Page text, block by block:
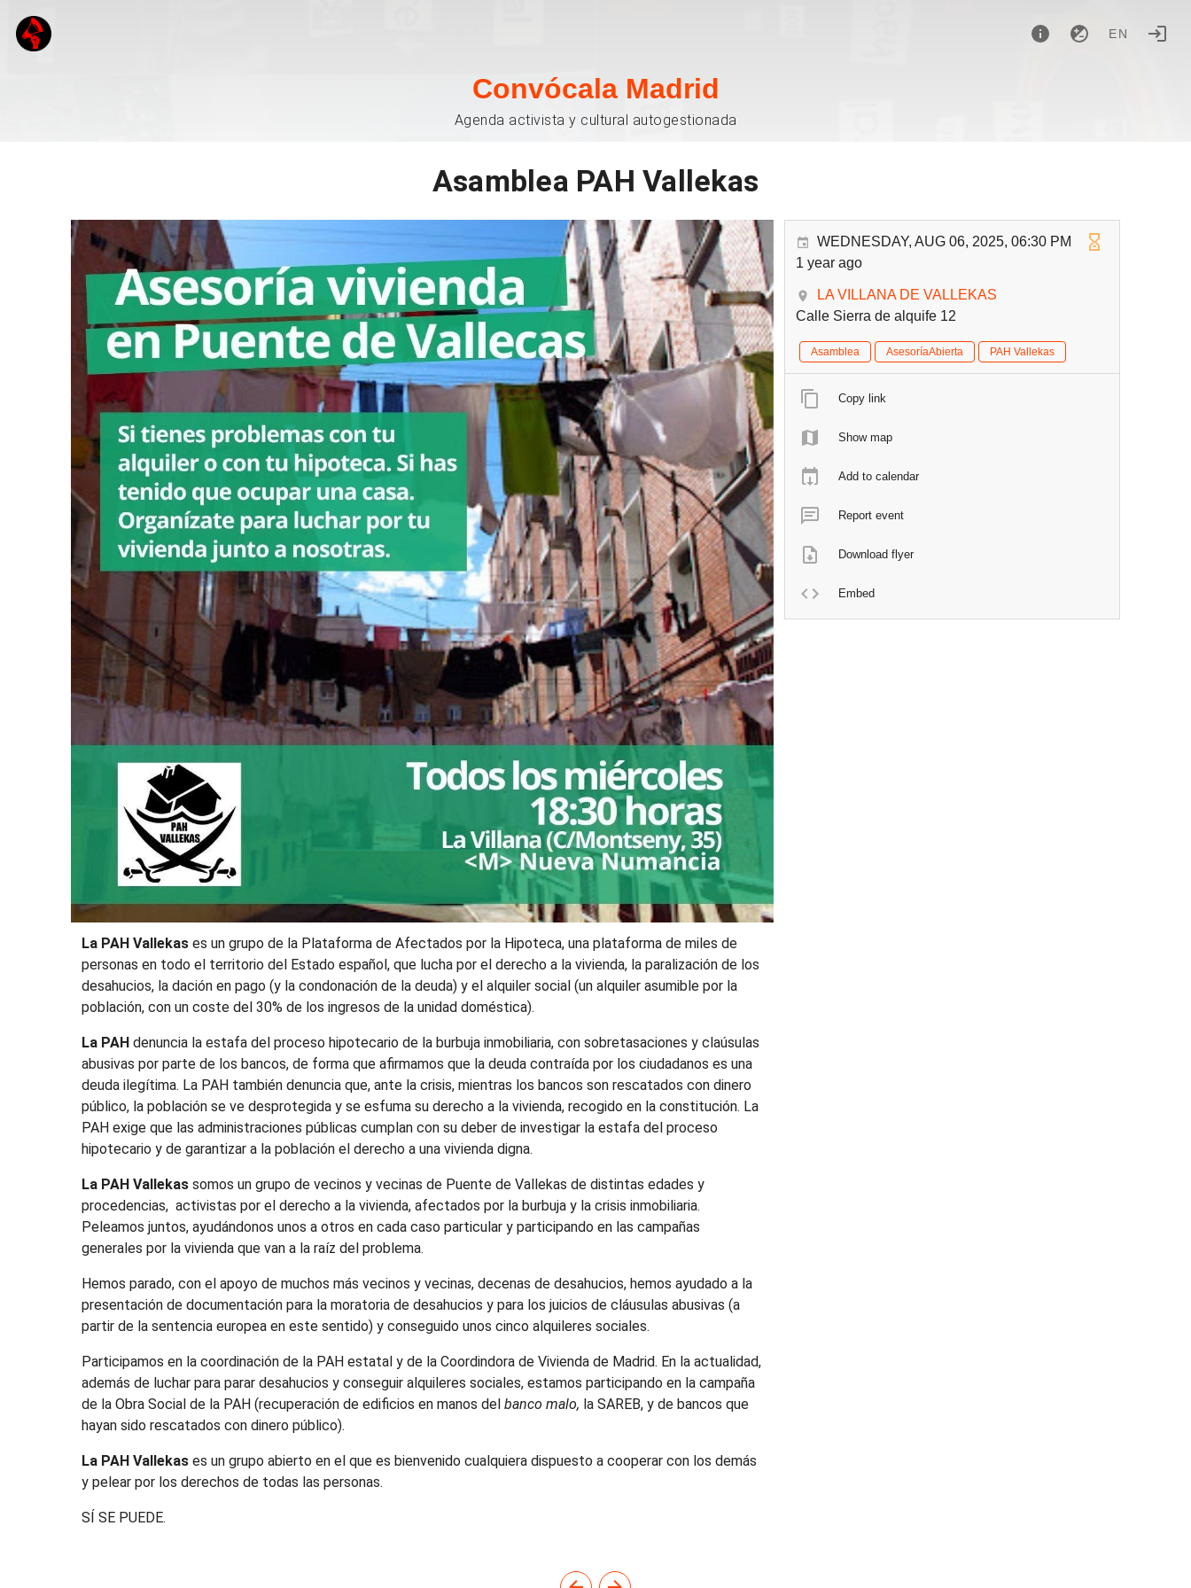
EN
Convócala Madrid
Agenda activista y cultural autogestionada
Asamblea PAH Vallekas
La PAH Vallekas es un grupo de la Plataforma de Afectados por la Hipoteca, una plataforma de miles de
personas en todo el territorio del Estado español, que lucha por el derecho a la vivienda, la paralización de los
desahucios, la dación en pago (y la condonación de la deuda) y el alquiler social (un alquiler asumible por la
población, con un coste del 30% de los ingresos de la unidad doméstica).
La PAH denuncia la estafa del proceso hipotecario de la burbuja inmobiliaria, con sobretasaciones y claúsulas
abusivas por parte de los bancos, de forma que afirmamos que la deuda contraída por los ciudadanos es una
deuda ilegítima. La PAH también denuncia que, ante la crisis, mientras los bancos son rescatados con dinero
público, la población se ve desprotegida y se esfuma su derecho a la vivienda, recogido en la constitución. La
PAH exige que las administraciones públicas cumplan con su deber de investigar la estafa del proceso
hipotecario y de garantizar a la población el derecho a una vivienda digna.
La PAH Vallekas somos un grupo de vecinos y vecinas de Puente de Vallekas de distintas edades y
procedencias, activistas por el derecho a la vivienda, afectados por la burbuja y la crisis inmobiliaria.
Peleamos juntos, ayudándonos unos a otros en cada caso particular y participando en las campañas
generales por la vivienda que van a la raíz del problema.
Hemos parado, con el apoyo de muchos más vecinos y vecinas, decenas de desahucios, hemos ayudado a la
presentación de documentación para la moratoria de desahucios y para los juicios de cláusulas abusivas (a
partir de la sentencia europea en este sentido) y conseguido unos cinco alquileres sociales.
Participamos en la coordinación de la PAH estatal y de la Coordindora de Vivienda de Madrid. En la actualidad,
además de luchar para parar desahucios y conseguir alquileres sociales, estamos participando en la campaña
de la Obra Social de la PAH (recuperación de edificios en manos del banco malo, la SAREB, y de bancos que
hayan sido rescatados con dinero público).
La PAH Vallekas es un grupo abierto en el que es bienvenido cualquiera dispuesto a cooperar con los demás
y pelear por los derechos de todas las personas.
SÍ SE PUEDE.
WEDNESDAY, AUG 06, 2025, 06:30 PM
1 year ago
LA VILLANA DE VALLEKAS
Calle Sierra de alquife 12
Asamblea AsesoríaAbierta PAH Vallekas
Copy link
Show map
Add to calendar
Report event
Download flyer
Embed